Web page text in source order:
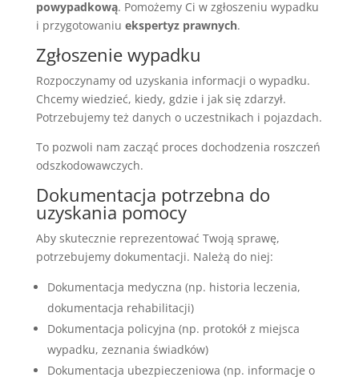
powypadkową. Pomożemy Ci w zgłoszeniu wypadku
i przygotowaniu ekspertyz prawnych.
Zgłoszenie wypadku
Rozpoczynamy od uzyskania informacji o wypadku.
Chcemy wiedzieć, kiedy, gdzie i jak się zdarzył.
Potrzebujemy też danych o uczestnikach i pojazdach.
To pozwoli nam zacząć proces dochodzenia roszczeń
odszkodowawczych.
Dokumentacja potrzebna do
uzyskania pomocy
Aby skutecznie reprezentować Twoją sprawę,
potrzebujemy dokumentacji. Należą do niej:
Dokumentacja medyczna (np. historia leczenia,
dokumentacja rehabilitacji)
Dokumentacja policyjna (np. protokół z miejsca
wypadku, zeznania świadków)
Dokumentacja ubezpieczeniowa (np. informacje o